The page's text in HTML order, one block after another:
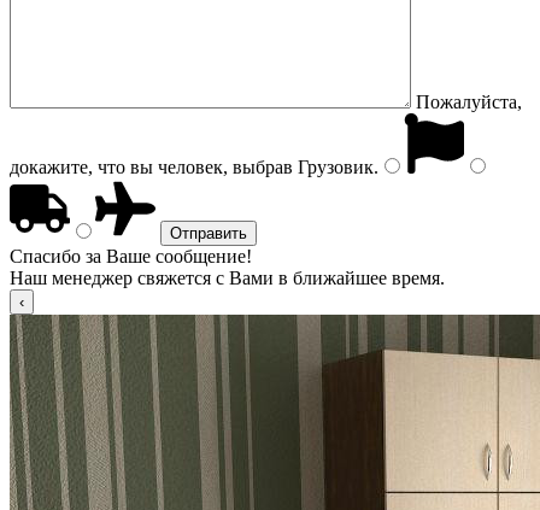
Пожалуйста,
докажите, что вы человек, выбрав Грузовик.
Спасибо за Ваше сообщение!
Наш менеджер свяжется с Вами в ближайшее время.